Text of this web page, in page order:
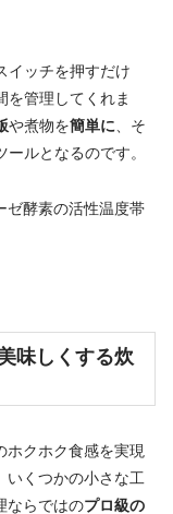
イッチを押すだけ
を管理してくれま
や煮物を簡単に、そ
ールとなるのです。
ゼ酵素の活性温度帯
味しくする炊
ホクホク食感を実現
いくつかの小さな工
ならではのプロ級の